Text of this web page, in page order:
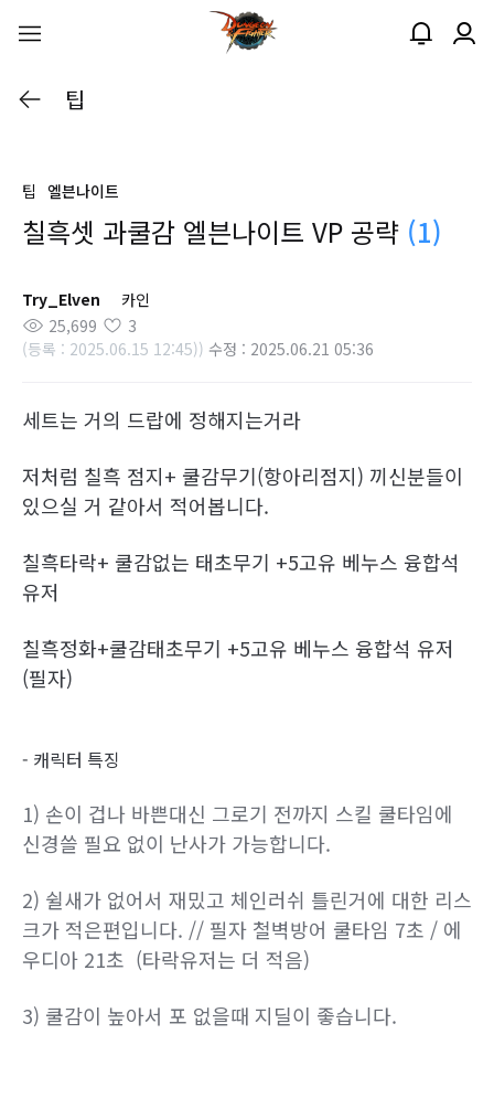
팁
팁 엘븐나이트
칠흑셋 과쿨감 엘븐나이트 VP 공략 (1)
Try_Elven
카인
25,699
3
(등록 : 2025.06.15 12:45)) 수정 : 2025.06.21 05:36
세트는 거의 드랍에 정해지는거라
저처럼 칠흑 점지+ 쿨감무기(항아리점지) 끼신분들이
있으실 거 같아서 적어봅니다.
칠흑타락+ 쿨감없는 태초무기 +5고유 베누스 융합석
유저
칠흑정화+쿨감태초무기 +5고유 베누스 융합석 유저
(필자)
- 캐릭터 특징
1) 손이 겁나 바쁜대신 그로기 전까지 스킬 쿨타임에
신경쓸 필요 없이 난사가 가능합니다.
2) 쉴새가 없어서 재밌고 체인러쉬 틀린거에 대한 리스
크가 적은편입니다. // 필자 철벽방어 쿨타임 7초 / 에
우디아 21초 (타락유저는 더 적음)
3) 쿨감이 높아서 포 없을때 지딜이 좋습니다.